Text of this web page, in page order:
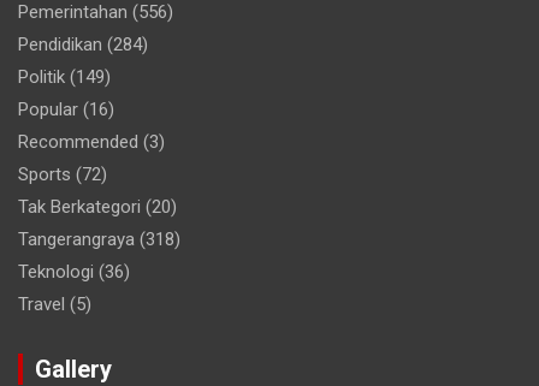
Pemerintahan (556)
Pendidikan (284)
Politik (149)
Popular (16)
Recommended (3)
Sports (72)
Tak Berkategori (20)
Tangerangraya (318)
Teknologi (36)
Travel (5)
Gallery